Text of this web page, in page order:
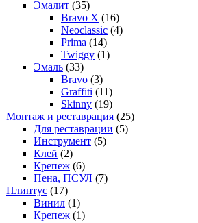
Эмалит (35)
Bravo X (16)
Neoclassic (4)
Prima (14)
Twiggy (1)
Эмаль (33)
Bravo (3)
Graffiti (11)
Skinny (19)
Монтаж и реставрация (25)
Для реставрации (5)
Инструмент (5)
Клей (2)
Крепеж (6)
Пена, ПСУЛ (7)
Плинтус (17)
Винил (1)
Крепеж (1)